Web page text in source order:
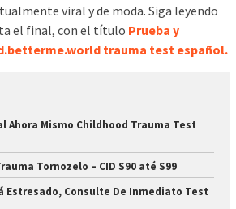
viral y de moda. Siga leyendo
el final, con el título Prueba y
trauma test español.
Ahora Mismo Childhood Trauma Test
Tornozelo – CID S90 até S99
Estresado, Consulte De Inmediato Test